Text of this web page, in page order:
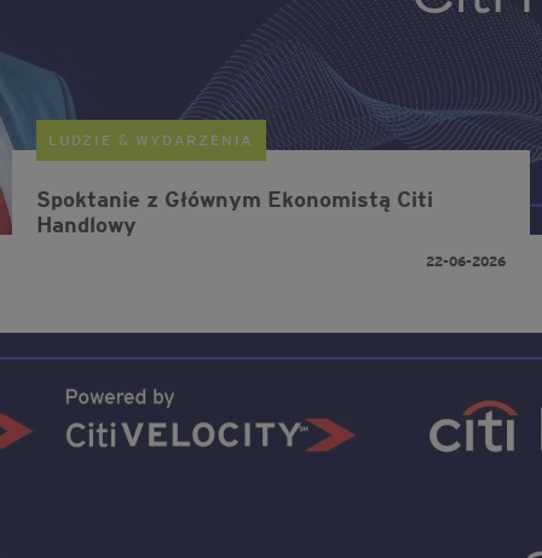
LUDZIE & WYDARZENIA
Spoktanie z Głównym Ekonomistą Citi
Handlowy
22-06-2026